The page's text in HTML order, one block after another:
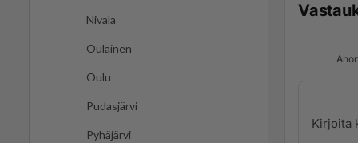
Nivala
Oulainen
Oulu
Pudasjärvi
Pyhäjärvi